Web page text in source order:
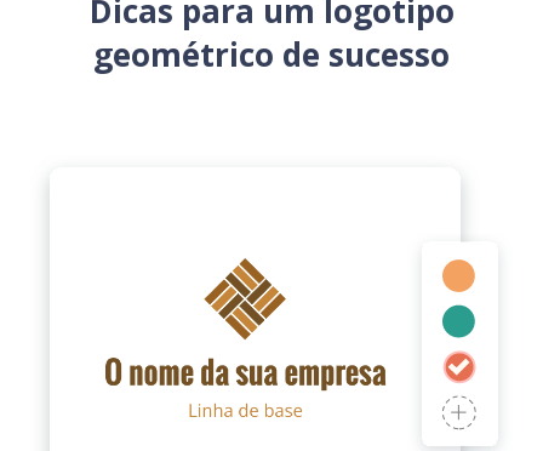
Dicas para um logotipo
geométrico de sucesso